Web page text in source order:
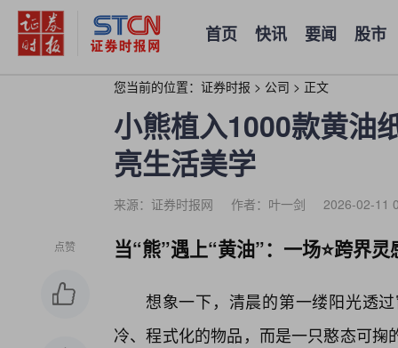
首页 快讯 要闻 股市
您当前的位置： 证券时报 > 公司 > 正文
小熊植入1000款黄油
亮生活美学
来源：证券时报网 作者：叶一剑 2026-02-11
点赞 当“熊”遇上“黄油”：一场⭐跨界
想象一下，清晨的第一缕阳光透
冷、程式化的物品，而是一只憨态可